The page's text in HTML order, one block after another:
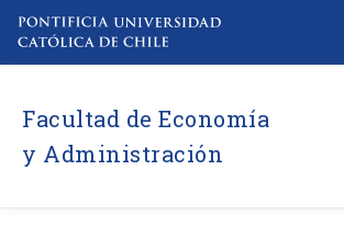
Facultad de Economía
y Administración